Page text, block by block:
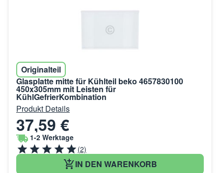
Originalteil
Glasplatte mitte für Kühlteil beko 4657830100
450x305mm mit Leisten für
KühlGefrierKombination
Produkt Details
37,59 €
1-2 Werktage
(2)
IN DEN WARENKORB